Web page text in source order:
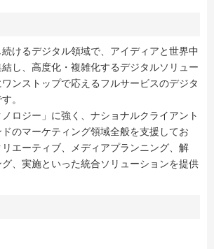
けるデジタル領域で、アイディアと世界中
し、高度化・複雑化するデジタルソリュー
ンストップで応えるフルサービスのデジタ
。
ノロジー」に強く、ナショナルクライアント
のマーケティング領域全般を支援してお
エーティブ、メディアプランニング、解
、実施といった統合ソリューションを提供